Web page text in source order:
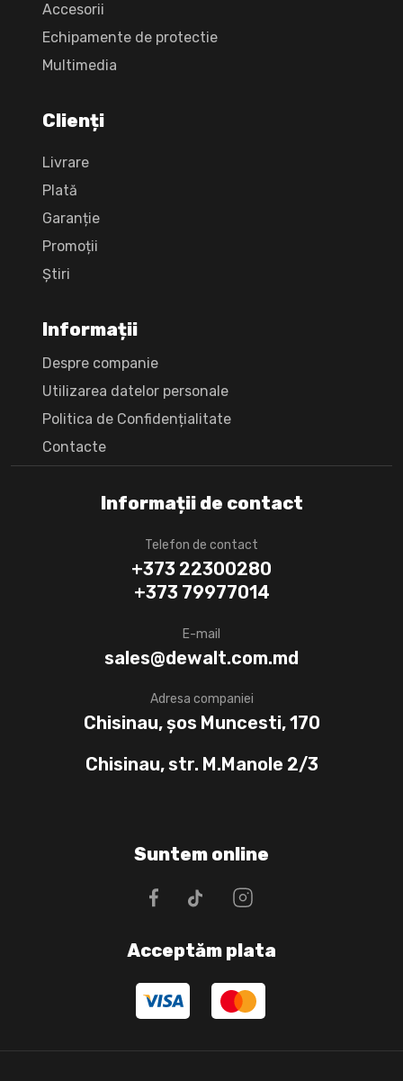
Informații de contact
Telefon de contact
+373 22300280
+373 79977014
E-mail
sales@dewalt.com.md
Adresa companiei
Chisinau, șos Muncesti, 170
Chisinau, str. M.Manole 2/3
Accesorii
Echipamente de protectie
Multimedia
Clienți
Livrare
Plată
Garanție
Promoții
Știri
Informații
Despre companie
Utilizarea datelor personale
Politica de Confidențialitate
Сontacte
Suntem online
Acceptăm plata